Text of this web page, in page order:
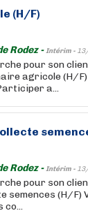
(H/F)
Rodez -Intérim -
pour son
agricole (H/F)
a...
Rodez -Intérim -
pour son
semences (H/F)
co...